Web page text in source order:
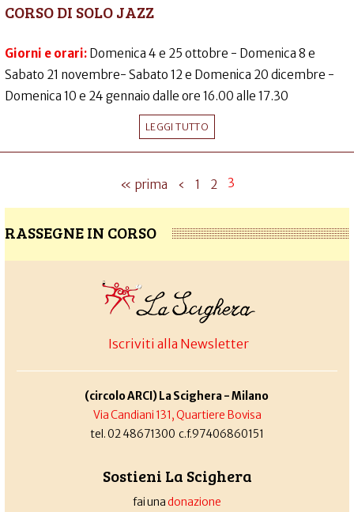
CORSO DI SOLO JAZZ
Giorni e orari: Domenica 4 e 25 ottobre - Domenica 8 e
Sabato 21 novembre- Sabato 12 e Domenica 20 dicembre -
Domenica 10 e 24 gennaio dalle ore 16.00 alle 17.30
LEGGI TUTTO
« prima ‹ 1 2 3
RASSEGNE IN CORSO
Iscriviti alla Newsletter
(circolo ARCI) La Scighera - Milano
Via Candiani 131, Quartiere Bovisa
tel. 02 48671300 c.f.97406860151
Sostieni La Scighera
fai unadonazione